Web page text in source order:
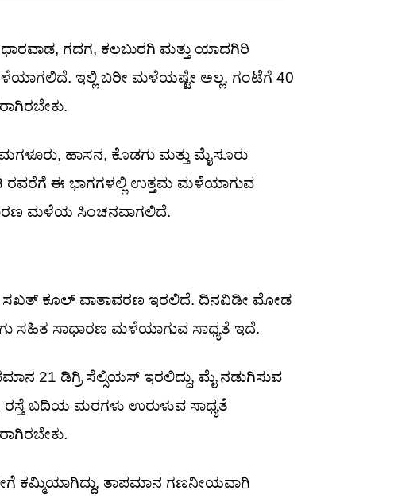
ಗದಗ, ಕಲಬುರಗಿ ಮತ್ತು ಯಾದಗಿರಿ
ಇಲ್ಲಿ ಬರೀ ಮಳೆಯಷ್ಟೇ ಅಲ್ಲ, ಗಂಟೆಗೆ 40
ಹಾಸನ, ಕೊಡಗು ಮತ್ತು ಮೈಸೂರು
8 ರವರೆಗೆ ಈ ಭಾಗಗಳಲ್ಲಿ ಉತ್ತಮ ಮಳೆಯಾಗುವ
ಮಳೆಯ ಸಿಂಚನವಾಗಲಿದೆ.
ಸಖತ್ ಕೂಲ್ ವಾತಾವರಣ ಇರಲಿದೆ. ದಿನವಿಡೀ ಮೋಡ
ಸಹಿತ ಸಾಧಾರಣ ಮಳೆಯಾಗುವ ಸಾಧ್ಯತೆ ಇದೆ.
21 ಡಿಗ್ರಿ ಸೆಲ್ಸಿಯಸ್ ಇರಲಿದ್ದು, ಮೈ ನಡುಗಿಸುವ
ಬದಿಯ ಮರಗಳು ಉರುಳುವ ಸಾಧ್ಯತೆ
ಕಮ್ಮಿಯಾಗಿದ್ದು, ತಾಪಮಾನ ಗಣನೀಯವಾಗಿ